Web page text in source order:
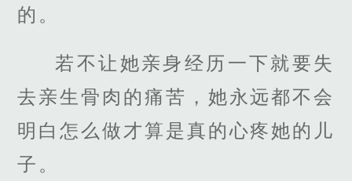
的。
若不让她亲身经历一下就要失
去亲生骨肉的痛苦，她永远都不会
明白怎么做才算是真的心疼她的儿
子。